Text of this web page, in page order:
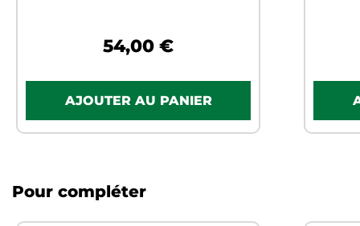
54,00 €
Pour compléter